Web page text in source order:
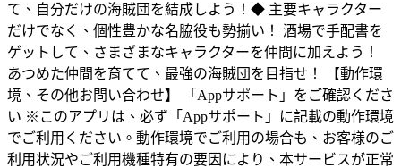
て、自分だけの海賊団を結成しよう！◆ 主要キャラクター
だけでなく、個性豊かな名脇役も勢揃い！ 酒場で手配書を
ゲットして、さまざまなキャラクターを仲間に加えよう！
あつめた仲間を育てて、最強の海賊団を目指せ！ 【動作環
境、その他お問い合わせ】 「Appサポート」をご確認くださ
い ※このアプリは、必ず「Appサポート」に記載の動作環境
でご利用ください。動作環境でご利用の場合も、お客様のご
利用状況やご利用機種特有の要因により、本サービスが正常